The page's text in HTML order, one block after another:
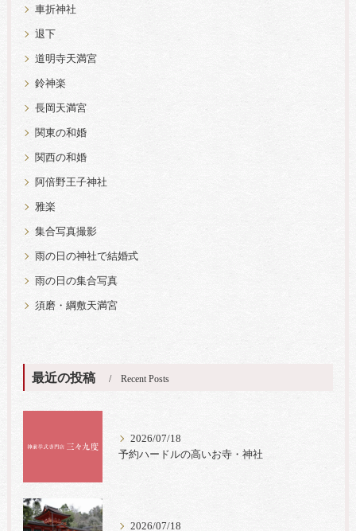
車折神社
退下
道明寺天満宮
鈴神楽
長岡天満宮
関東の和婚
関西の和婚
阿倍野王子神社
雅楽
集合写真撮影
雨の日の神社で結婚式
雨の日の集合写真
須磨・綱敷天満宮
最近の投稿 Recent Posts
2026/07/18
予約ハードルの高いお寺・神社
2026/07/18